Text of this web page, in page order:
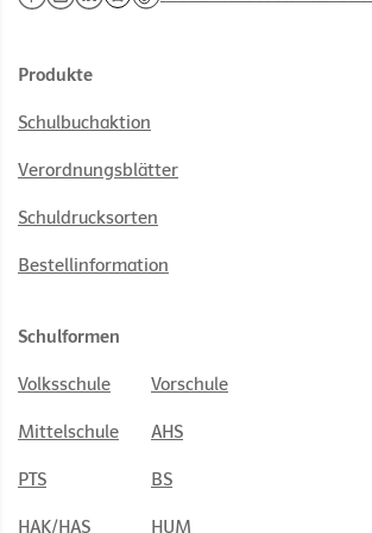
Produkte
Schulbuchaktion
Verordnungsblätter
Schuldrucksorten
Bestellinformation
Schulformen
Volksschule Vorschule
Mittelschule AHS
PTS BS
HAK/HAS HUM